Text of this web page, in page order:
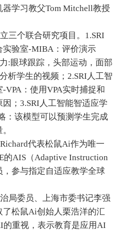
学习教父Tom Mitchell教授
三个联合研究项目。1.SRI
实验室-MIBA：评价演示
:眼球跟踪，头部运动，面部
析学生的视频；2.SRI人工智
VPA：使用VPA实时捕捉和
；3.SRI人工智能智适应学
：该模型可以预测学生完成
代表松鼠Ai作为唯一
的AIS（Adaptive Instruction
，参与指定自适应教学全球
局委员、上海市委书记李强
松鼠Ai创始人栗浩洋的汇
重视，表示教育是应用AI